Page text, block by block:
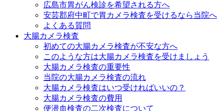
広島市胃がん検診を希望される方へ
安芸郡府中町で胃カメラ検査を受けるなら当院へ
よくある質問
大腸カメラ検査
初めての大腸カメラ検査が不安な方へ
このような方は大腸カメラ検査を受けましょう
大腸カメラ検査の重要性
当院の大腸カメラ検査の流れ
大腸カメラ検査はいつ受ければいいの？
大腸カメラ検査の費用
便潜血検査の二次検査について